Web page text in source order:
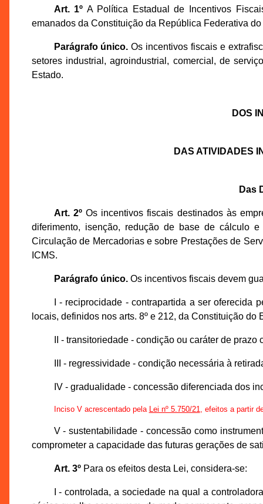
Art. 1º A Política Estadual de Incentivos
emanados da Constituição da República Federativa
Parágrafo único. Os incentivos fiscais e
setores industrial, agroindustrial, comercial, de
Estado.
DOS
DAS ATIVIDADES
Das
Art. 2ºOs incentivos fiscais destinados às
diferimento, isenção, redução de base de cálculo
Circulação de Mercadorias e sobre Prestações de
ICMS.
Parágrafo único.Os incentivos fiscais devem
I - reciprocidade - contrapartida a ser oferecida
locais, definidos nos arts. 8º e 212, da Constituição do
II - transitoriedade - condição ou caráter de
III - regressividade - condição necessária à
IV - gradualidade - concessão diferenciada dos
Inciso V acrescentado pela Lei nº 5.750/21, efeitos a partir
V - sustentabilidade - concessão como
comprometer a capacidade das futuras gerações de
Art. 3ºPara os efeitos desta Lei, considera-se:
I - controlada, a sociedade na qual a